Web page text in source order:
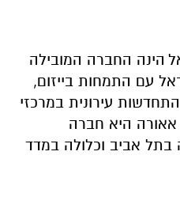
הינה החברה המובילה
עם התמחות בייזום,
עירונית במרכזי
אאורה היא חברה
בתל אביב וכלולה במדד